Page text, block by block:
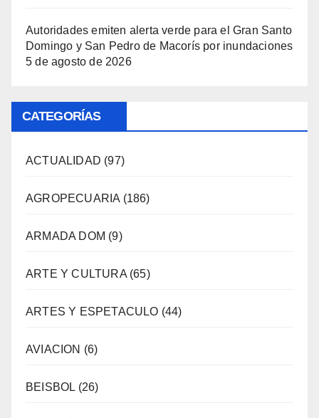
Autoridades emiten alerta verde para el Gran Santo
Domingo y San Pedro de Macorís por inundaciones
5 de agosto de 2026
CATEGORÍAS
ACTUALIDAD (97)
AGROPECUARIA (186)
ARMADA DOM (9)
ARTE Y CULTURA(65)
ARTES Y ESPETACULO (44)
AVIACION (6)
BEISBOL (26)